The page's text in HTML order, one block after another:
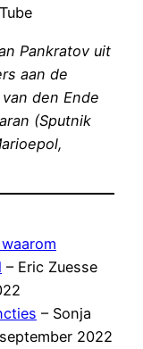
Pankratov uit
aan de
den Ende
(Sputnik
– Eric Zuesse
– Sonja
2022